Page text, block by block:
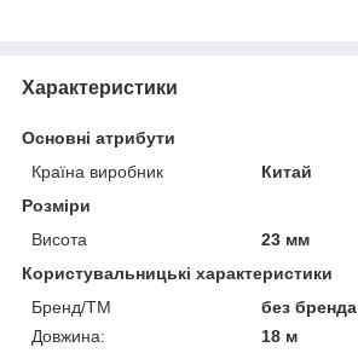
Характеристики
Основні атрибути
Країна виробник
Китай
Розміри
Висота
23 мм
Користувальницькі характеристики
Бренд/ТМ
без бренда
Довжина:
18 м